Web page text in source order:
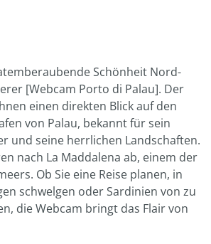
Schönheit Nord-
[Webcam Porto di Palau]. Der
einen direkten Blick auf den
von Palau, bekannt für sein
und seine herrlichen Landschaften.
nach La Maddalena ab, einem der
Ob Sie eine Reise planen, in
schwelgen oder Sardinien von zu
die Webcam bringt das Flair von